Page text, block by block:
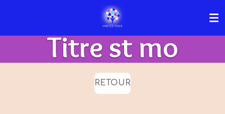
contenu
Titre st mo
RETOUR